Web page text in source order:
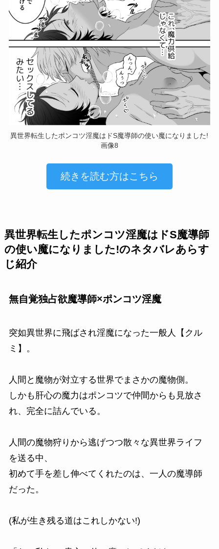
異世界転生したポンコツ淫魔はドS魔導師の使い魔になりました!
画像8
続きを読む方はこちら
異世界転生したポンコツ淫魔はドS魔導師
の使い魔になりました!のネタバレあらす
じ紹介
無自覚独占欲魔導師×ポンコツ淫魔
突如異世界に飛ばされ淫魔になった一般人【クル
ミ】。
人間と魔物が対立する世界でまさかの魔物側。
しかも肝心の魔力はポンコツで仲間からも見放さ
れ、完全に詰んでいる。
人間の魔物狩りから逃げつつ散々な異世界ライフ
を送る中、
初めて手を差し伸べてくれたのは、一人の魔導師
だった。
(私が生き残る道はこれしかない!)